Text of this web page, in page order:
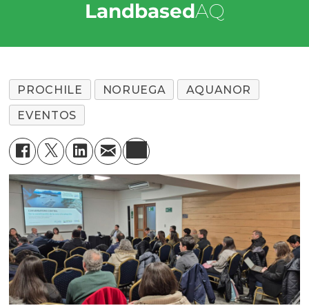
LandbasedAQ
PROCHILE NORUEGA
AQUANOR
EVENTOS